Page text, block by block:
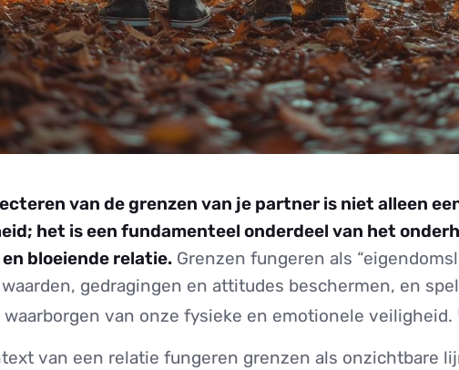
van de grenzen van je partner is niet alleen
het is een fundamenteel onderdeel van het
bloeiende relatie. Grenzen fungeren als
gedragingen en attitudes beschermen, en
van onze fysieke en emotionele veiligheid.
van een relatie fungeren grenzen als onzichtbare